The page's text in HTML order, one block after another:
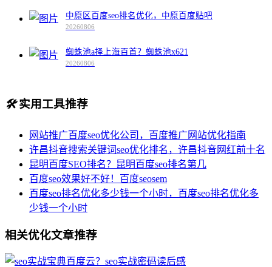
中原区百度seo排名优化，中原百度贴吧
20260806
蜘蛛池a择上海百首？蜘蛛池x621
20260806
🛠️实用工具推荐
网站推广百度seo优化公司，百度推广网站优化指南
许昌抖音搜索关键词seo优化排名，许昌抖音网红前十名
昆明百度SEO排名？昆明百度seo排名第几
百度seo效果好不好！百度seosem
百度seo排名优化多少钱一个小时，百度seo排名优化多
少钱一个小时
相关优化文章推荐